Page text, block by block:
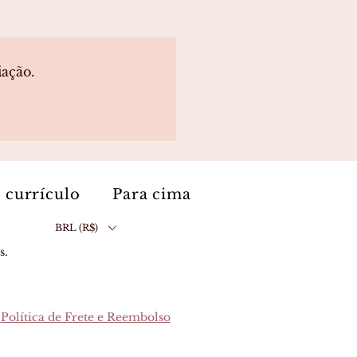
currículo Para cima
BRL (R$)
Política de Frete e Reembolso